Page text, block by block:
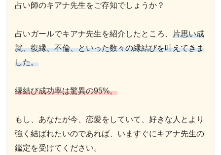
占い師のキアナ先生をご存知でしょうか？
占いガールでキアナ先生を紹介したところ、 片思い成
就、復縁、不倫、といった数々の縁結びを叶えてきま
した。
縁結び成功率は驚異の95%。
もし、あなたが今、恋愛をしていて、好きな人とより
強く結ばれたいのであれば、いますぐにキアナ先生の
鑑定を受けてください。